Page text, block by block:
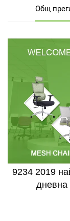
Общ
9234 2019
дневна